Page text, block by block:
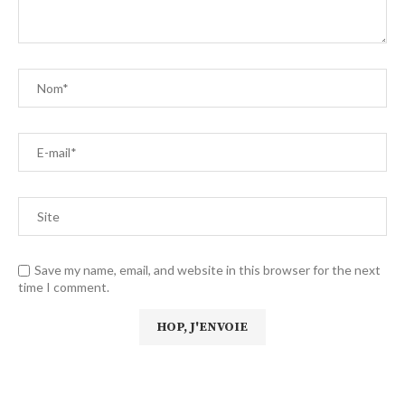
Save my name, email, and website in this browser for the next
time I comment.